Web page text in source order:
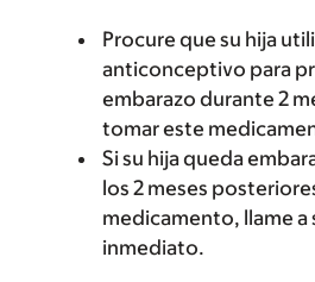
Procure que su hija
anticonceptivo para
embarazo durante 2
tomar este
Si su hija queda
los 2 meses
medicamento, llame a
inmediato.